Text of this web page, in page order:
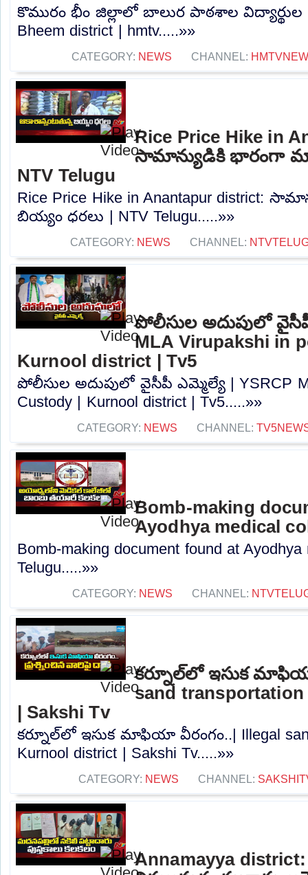
కొమురం భీం జిల్లాలో బాలుర పాఠశాల విద్యార్థుల
Bheem district | hmtv.....»»
CATEGORY: NEWS CHANNEL:
Rice Price Hike in
సామాన్యుడికి భారంగా
NTV Telugu
Rice Price Hike in Anantapur district:
బియ్యం ధరలు | NTV Telugu.....»»
CATEGORY: NEWS CHANNEL:
పోలీసుల అదుపులో
MLA Virupakshi in
Kurnool district | Tv5
పోలీసుల అదుపులో వైసీపీ ఎమ్మెల్యే | YSRCP
Custody | Kurnool district | Tv5.....»»
CATEGORY: NEWS CHANNEL:
Bomb-making
Ayodhya medical
Bomb-making document found at
Telugu.....»»
CATEGORY: NEWS CHANNEL:
కర్నూల్‌లో ఇసుక మాఫియా
sand
| Sakshi Tv
కర్నూల్‌లో ఇసుక మాఫియా వీరంగం..| Illegal
Kurnool district | Sakshi Tv.....»»
CATEGORY: NEWS CHANNEL:
Annamayya district: